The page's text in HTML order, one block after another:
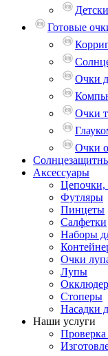
Готовые
Очки
Очки
Очки
Аксессуары
Цепочки,
Футляры
Пинцеты
Салфетки
Наборы
Очки
Лупы
Стоперы
Насадки
Наши услуги
Проверка